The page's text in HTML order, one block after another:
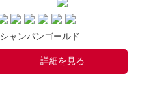
シャンパンゴールド
詳細を見る